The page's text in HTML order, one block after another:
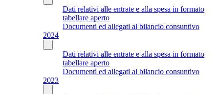
Dati relativi alle entrate e alla spesa in formato
tabellare aperto
Documenti ed allegati al bilancio consuntivo
2024
Dati relativi alle entrate e alla spesa in formato
tabellare aperto
Documenti ed allegati al bilancio consuntivo
2023